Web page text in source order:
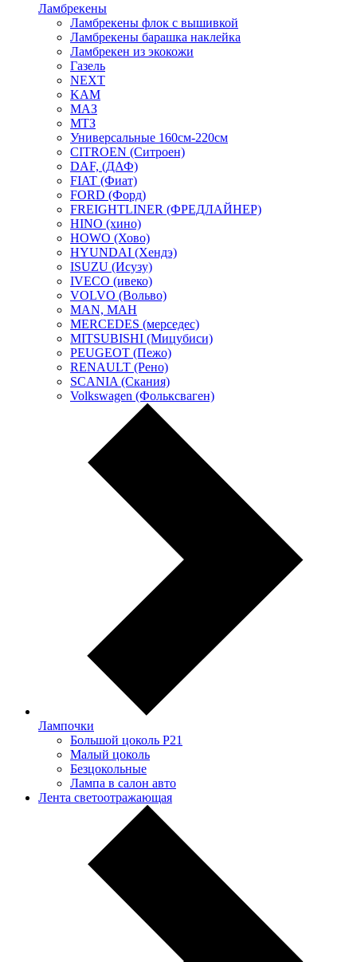
Ламбрекены
Ламбрекены флок с вышивкой
Ламбрекены барашка наклейка
Ламбрекен из экокожи
Газель
NEXT
KAM
МАЗ
МТЗ
Универсальные 160см-220см
CITROEN (Ситроен)
DAF, (ДАФ)
FIAT (Фиат)
FORD (Форд)
FREIGHTLINER (ФРЕДЛАЙНЕР)
HINO (хино)
HOWO (Хово)
HYUNDAI (Хендэ)
ISUZU (Исузу)
IVECO (ивеко)
VOLVO (Вольво)
MAN, МАН
MERCEDES (мерседес)
MITSUBISHI (Мицубиси)
PEUGEOT (Пежо)
RENAULT (Рено)
SCANIA (Скания)
Volkswagen (Фольксваген)
Лампочки
Большой цоколь P21
Малый цоколь
Безцокольные
Лампа в салон авто
Лента светоотражающая